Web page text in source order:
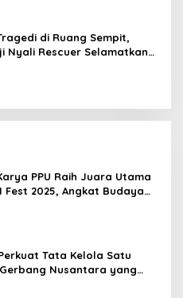
di Ruang Sempit,
Nyali Rescuer Selamatkan
PPU Raih Juara Utama
Fest 2025, Angkat Budaya
Tata Kelola Satu
Nusantara yang